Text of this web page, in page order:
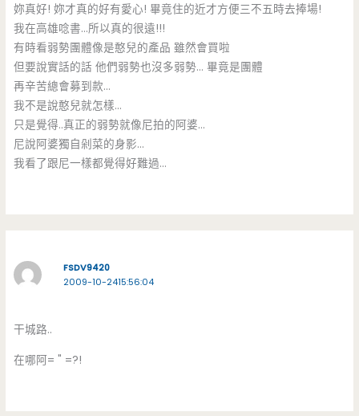
妳真好! 妳才真的好有愛心! 畢竟住的近才方便三不五時去捧場!
我在高雄唸書…所以真的很遠!!!
有時看弱勢團體像是憨兒的產品 雖然會買啦
但要說實話的話 他們弱勢也沒多弱勢… 畢竟是團體
再辛苦總會募到款…
我不是說憨兒就怎樣…
只是覺得..真正的弱勢就像尼拍的阿婆…
尼說阿婆獨自剁菜的身影…
我看了跟尼一樣都覺得好難過…
FSDV9420
2009-10-2415:56:04
干城路..
在哪阿= " =?!